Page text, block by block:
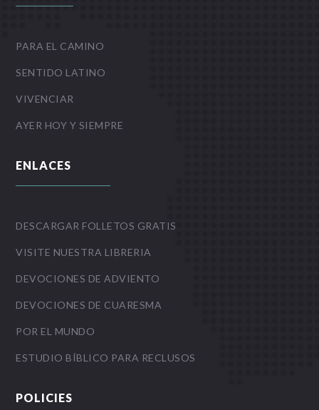
PARA EL CAMINO
SENTIDO LATINO
VIVENCIAR
AYER HOY Y SIEMPRE
ENLACES
DESCARGAR FOLLETOS GRATIS
VISITE NUESTRA LIBRERIA
DEVOCIONES DE ADVIENTO
DEVOCIONES DE CUARESMA
POR EL MUNDO
ESTUDIO BÍBLICO PARA RECLUSOS
POLICIES